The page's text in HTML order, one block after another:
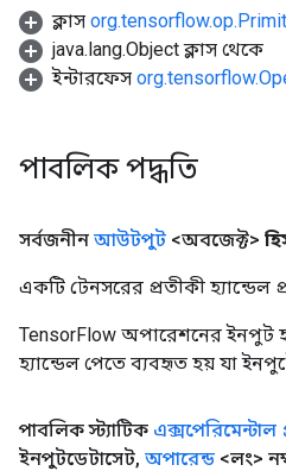
ক্লাস
java.lang.Object ক্লাস থেকে
ইন্টারফেস
পাবলিক পদ্ধতি
সর্বজনীন আউটপুট <অবজেক্ট>
একটি টেনসরের প্রতীকী হ্যান্ডেল
TensorFlow অপারেশনের ইনপুট
হ্যান্ডেল পেতে ব্যবহৃত হয় যা
পাবলিক স্ট্যাটিক এক্সপেরিমেন্টাল
ইনপুটডেটাসেট, অপারেন্ড <লং>